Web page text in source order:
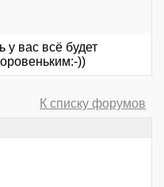
у вас всё будет
))
К списку форумов